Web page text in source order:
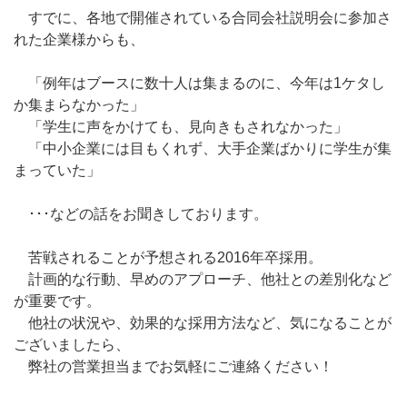
すでに、各地で開催されている合同会社説明会に参加さ
れた企業様からも、
「例年はブースに数十人は集まるのに、今年は1ケタし
か集まらなかった」
「学生に声をかけても、見向きもされなかった」
「中小企業には目もくれず、大手企業ばかりに学生が集
まっていた」
･･･などの話をお聞きしております。
苦戦されることが予想される2016年卒採用。
計画的な行動、早めのアプローチ、他社との差別化など
が重要です。
他社の状況や、効果的な採用方法など、気になることが
ございましたら、
弊社の営業担当までお気軽にご連絡ください！